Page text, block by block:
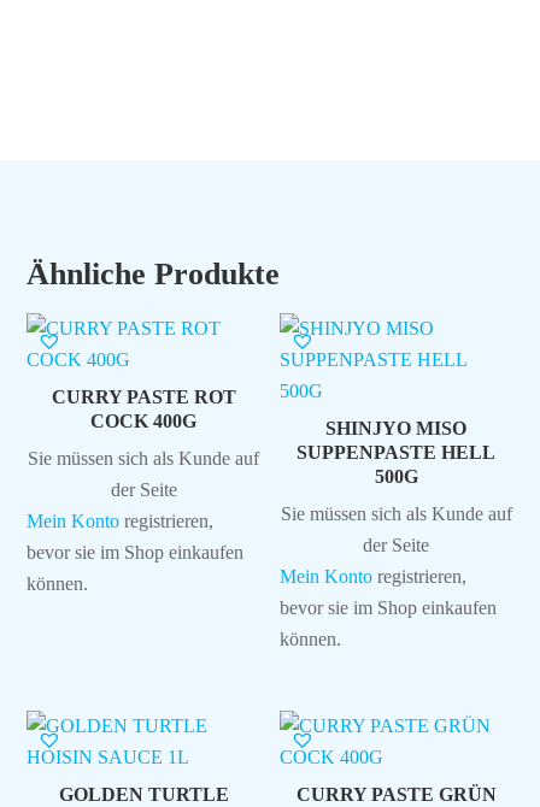
Ähnliche Produkte
CURRY PASTE ROT
COCK 400G
Sie müssen sich als Kunde auf
der Seite
Mein Konto registrieren,
bevor sie im Shop einkaufen
können.
SHINJYO MISO
SUPPENPASTE HELL
500G
Sie müssen sich als Kunde auf
der Seite
Mein Konto registrieren,
bevor sie im Shop einkaufen
können.
GOLDEN TURTLE
CURRY PASTE GRÜN